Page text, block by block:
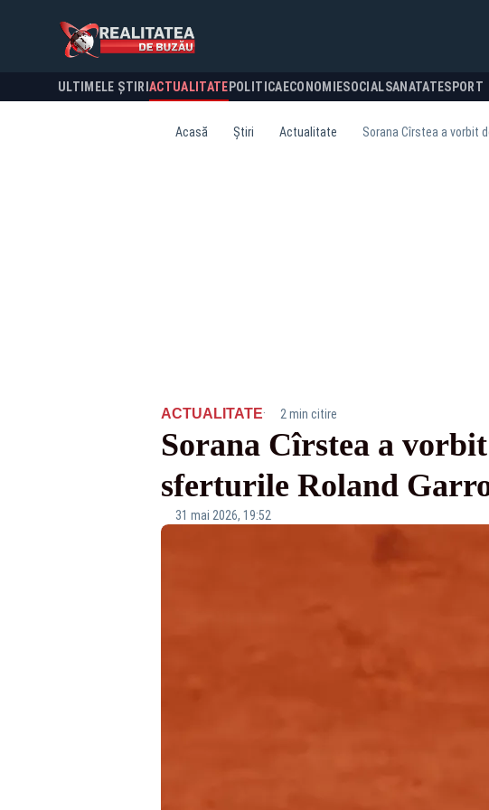
ULTIMELE ȘTIRI ACTUALITATE POLITICA ECONOMIESOCIALSANATATESPORT
Acasă Știri Actualitate Sorana Cîrstea a vorbit
ACTUALITATE· 2 min citire
Sorana Cîrstea a
sferturile Roland
31 mai 2026, 19:52